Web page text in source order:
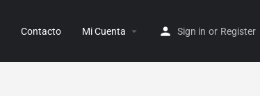
Contacto Mi Cuenta Sign in or Register